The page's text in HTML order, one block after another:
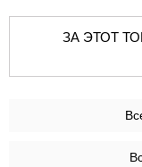
ЗА ЭТОТ ТОВАР МОЖНО